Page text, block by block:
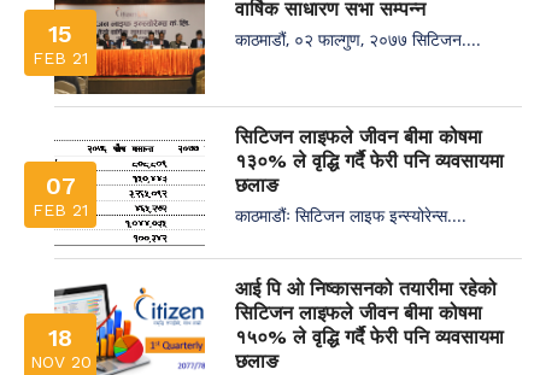
15
FEB 21
वार्षिक साधारण सभा सम्पन्न
काठमाडौं, ०२ फाल्गुण, २०७७ सिटिजन....
07
FEB 21
सिटिजन लाइफले जीवन बीमा कोषमा
१३०% ले वृद्धि गर्दै फेरी पनि व्यवसायमा
छलाङ
काठमाडौंः सिटिजन लाइफ इन्स्योरेन्स....
18
NOV 20
आई पि ओ निष्कासनको तयारीमा रहेको
सिटिजन लाइफले जीवन बीमा कोषमा
१५०% ले वृद्धि गर्दै फेरी पनि व्यवसायमा
छलाङ